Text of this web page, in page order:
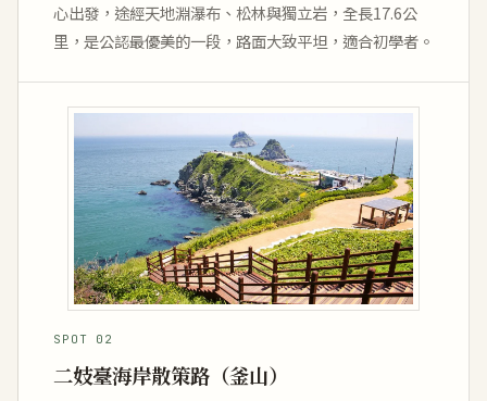
心出發，途經天地淵瀑布、松林與獨立岩，全長17.6公
里，是公認最優美的一段，路面大致平坦，適合初學者。
SPOT 02
二妓臺海岸散策路（釜山）